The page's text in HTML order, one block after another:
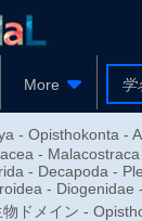
More
- Opisthokonta -
-
- Decapoda -
- Diogenidae -
ドメイン -